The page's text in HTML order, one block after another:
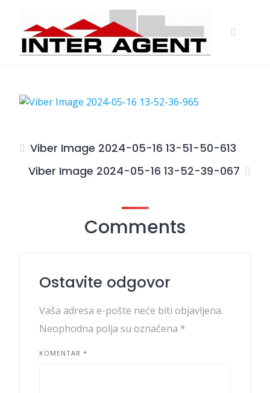
content
Viber Image 2024-05-16 13-51-50-613
Viber Image 2024-05-16 13-52-39-067
Comments
Ostavite odgovor
Vaša adresa e-pošte neće biti objavljena.
Neophodna polja su označena *
KOMENTAR *